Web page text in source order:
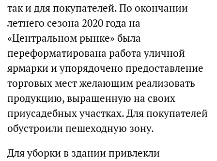
так и для покупателей. По окончании
летнего сезона 2020 года на
«Центральном рынке» была
переформатирована работа уличной
ярмарки и упорядочено предоставление
торговых мест желающим реализовать
продукцию, выращенную на своих
приусадебных участках. Для покупателей
обустроили пешеходную зону.
Для уборки в здании привлекли